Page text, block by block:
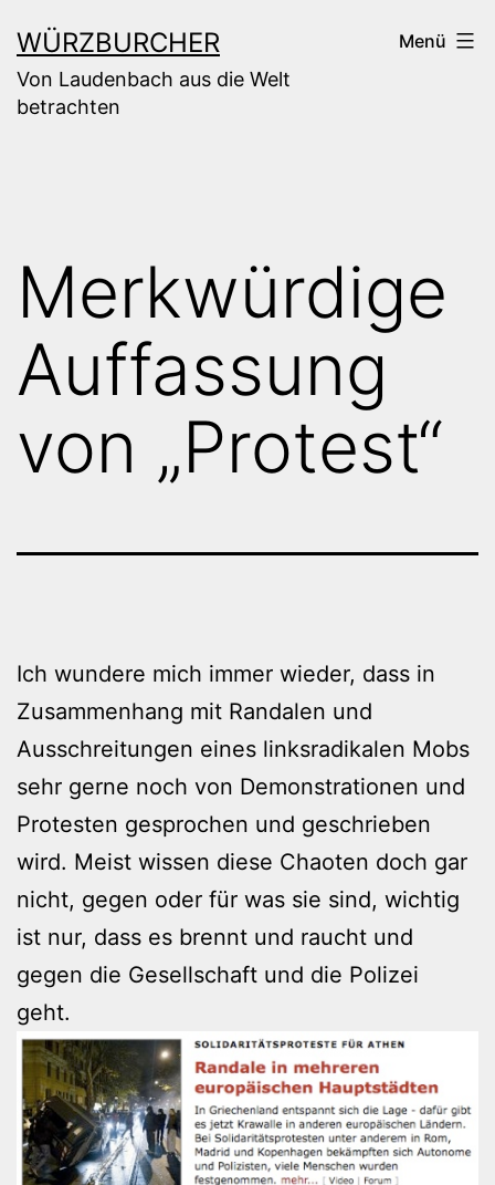
Inhalt
springen
WÜRZBURCHER
Von Laudenbach aus die Welt
betrachten
Menü
Merkwürdige
Auffassung
von „Protest“
Ich wundere mich immer wieder, dass in
Zusammenhang mit Randalen und
Ausschreitungen eines linksradikalen Mobs
sehr gerne noch von Demonstrationen und
Protesten gesprochen und geschrieben
wird. Meist wissen diese Chaoten doch gar
nicht, gegen oder für was sie sind, wichtig
ist nur, dass es brennt und raucht und
gegen die Gesellschaft und die Polizei
geht.